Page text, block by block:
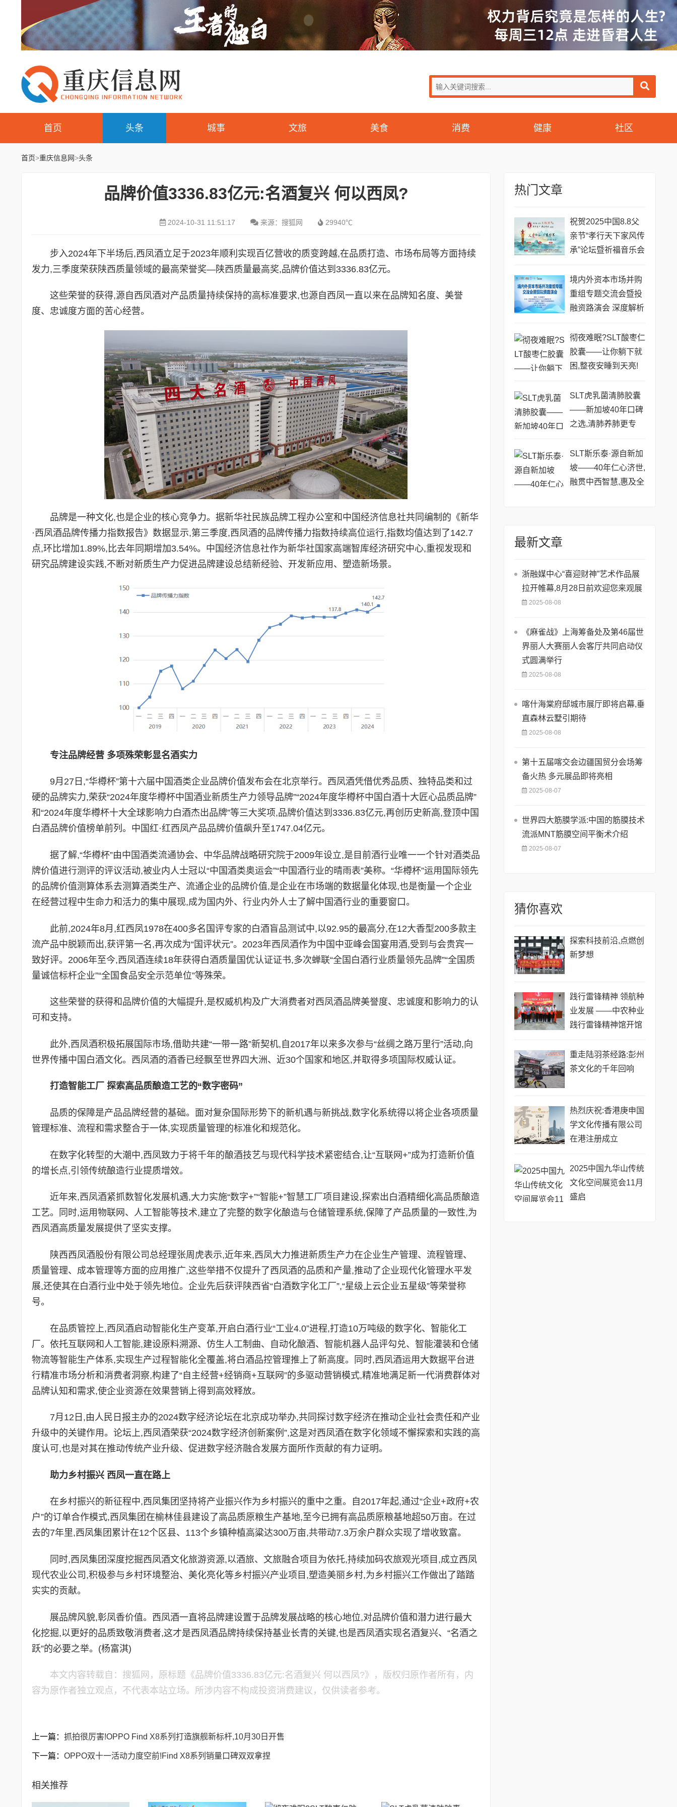
首页 头条 城事 文旅 美食 消费 健康 社区
首页>重庆信息网>头条
品牌价值3336.83亿元:名酒复兴 何以西凤?
2024-10-31 11:51:17 来源：搜狐网 29940℃
步入2024年下半场后,西凤酒立足于2023年顺利实现百亿营收的质变跨越,在品质打造、市场布局等方面持续
发力,三季度荣获陕西质量领域的最高荣誉奖—陕西质量最高奖,品牌价值达到3336.83亿元。
这些荣誉的获得,源自西凤酒对产品质量持续保持的高标准要求,也源自西凤一直以来在品牌知名度、美誉
度、忠诚度方面的苦心经营。
品牌是一种文化,也是企业的核心竞争力。据新华社民族品牌工程办公室和中国经济信息社共同编制的《新华
·西凤酒品牌传播力指数报告》数据显示,第三季度,西凤酒的品牌传播力指数持续高位运行,指数均值达到了142.7
点,环比增加1.89%,比去年同期增加3.54%。中国经济信息社作为新华社国家高端智库经济研究中心,重视发现和
研究品牌建设实践,不断对新质生产力促进品牌建设总结新经验、开发新应用、塑造新场景。
专注品牌经营 多项殊荣彰显名酒实力
9月27日,“华樽杯”第十六届中国酒类企业品牌价值发布会在北京举行。西凤酒凭借优秀品质、独特品类和过
硬的品牌实力,荣获“2024年度华樽杯中国酒业新质生产力领导品牌”“2024年度华樽杯中国白酒十大匠心品质品牌”
和“2024年度华樽杯十大全球影响力白酒杰出品牌”等三大奖项,品牌价值达到3336.83亿元,再创历史新高,登顶中国
白酒品牌价值榜单前列。中国红·红西凤产品品牌价值飙升至1747.04亿元。
据了解,“华樽杯”由中国酒类流通协会、中华品牌战略研究院于2009年设立,是目前酒行业唯一一个针对酒类品
牌价值进行测评的评议活动,被业内人士冠以“中国酒类奥运会”“中国酒行业的晴雨表”美称。“华樽杯”运用国际领先
的品牌价值测算体系去测算酒类生产、流通企业的品牌价值,是企业在市场端的数据量化体现,也是衡量一个企业
在经营过程中生命力和活力的集中展现,成为国内外、行业内外人士了解中国酒行业的重要窗口。
此前,2024年8月,红西凤1978在400多名国评专家的白酒盲品测试中,以92.95的最高分,在12大香型200多款主
流产品中脱颖而出,获评第一名,再次成为“国评状元”。2023年西凤酒作为中国中亚峰会国宴用酒,受到与会贵宾一
致好评。2006年至今,西凤酒连续18年获得白酒质量国优认证证书,多次蝉联“全国白酒行业质量领先品牌”“全国质
量诚信标杆企业”“全国食品安全示范单位”等殊荣。
这些荣誉的获得和品牌价值的大幅提升,是权威机构及广大消费者对西凤酒品牌美誉度、忠诚度和影响力的认
可和支持。
此外,西凤酒积极拓展国际市场,借助共建“一带一路”新契机,自2017年以来多次参与“丝绸之路万里行”活动,向
世界传播中国白酒文化。西凤酒的酒香已经飘至世界四大洲、近30个国家和地区,并取得多项国际权威认证。
打造智能工厂 探索高品质酿造工艺的“数字密码”
品质的保障是产品品牌经营的基础。面对复杂国际形势下的新机遇与新挑战,数字化系统得以将企业各项质量
管理标准、流程和需求整合于一体,实现质量管理的标准化和规范化。
在数字化转型的大潮中,西凤致力于将千年的酿酒技艺与现代科学技术紧密结合,让“互联网+”成为打造新价值
的增长点,引领传统酿造行业提质增效。
近年来,西凤酒紧抓数智化发展机遇,大力实施“数字+”“智能+”智慧工厂项目建设,探索出白酒精细化高品质酿造
工艺。同时,运用物联网、人工智能等技术,建立了完整的数字化酿造与仓储管理系统,保障了产品质量的一致性,为
西凤酒高质量发展提供了坚实支撑。
陕西西凤酒股份有限公司总经理张周虎表示,近年来,西凤大力推进新质生产力在企业生产管理、流程管理、
质量管理、成本管理等方面的应用推广,‌这些举措不仅提升了西凤酒的品质和产量,推动了企业现代化管理水平发
展,‌还使其在白酒行业中处于领先地位。企业先后获评陕西省“白酒数字化工厂”,“星级上云企业五星级”等荣誉称
号。
在品质管控上,西凤酒启动智能化生产变革,开启白酒行业“工业4.0”进程,打造10万吨级的数字化、智能化工
厂。依托互联网和人工智能,建设原料溯源、仿生人工制曲、自动化酿酒、智能机器人品评勾兑、智能灌装和仓储
物流等智能生产体系,实现生产过程智能化全覆盖,将白酒品控管理推上了新高度。同时,西凤酒运用大数据平台进
行精准市场分析和消费者洞察,构建了“自主经营+经销商+互联网”的多驱动营销模式,精准地满足新一代消费群体对
品牌认知和需求,使企业资源在效果营销上得到高效释放。
7月12日,由人民日报主办的2024数字经济论坛在北京成功举办,共同探讨数字经济在推动企业社会责任和产业
升级中的关键作用。论坛上,西凤酒荣获“2024数字经济创新案例”,这是对西凤酒在数字化领域不懈探索和实践的高
度认可,也是对其在推动传统产业升级、促进数字经济融合发展方面所作贡献的有力证明。
助力乡村振兴 西凤一直在路上
在乡村振兴的新征程中,西凤集团坚持将产业振兴作为乡村振兴的重中之重。自2017年起,通过“企业+政府+农
户”的订单合作模式,西凤集团在榆林佳县建设了高品质原粮生产基地,至今已拥有高品质原粮基地超50万亩。在过
去的7年里,西凤集团累计在12个区县、113个乡镇种植高粱达300万亩,共带动7.3万余户群众实现了增收致富。
同时,西凤集团深度挖掘西凤酒文化旅游资源,以酒旅、文旅融合项目为依托,持续加码农旅观光项目,成立西凤
现代农业公司,积极参与乡村环境整治、美化亮化等乡村振兴产业项目,塑造美丽乡村,为乡村振兴工作做出了踏踏
实实的贡献。
展品牌风貌,彰凤香价值。西凤酒一直将品牌建设置于品牌发展战略的核心地位,对品牌价值和潜力进行最大
化挖掘,以更好的品质致敬消费者,这才是西凤酒品牌持续保持基业长青的关键,也是西凤酒实现名酒复兴、“名酒之
跃”的必要之举。(杨富淇)
本文内容转载自：搜狐网，原标题《品牌价值3336.83亿元:名酒复兴 何以西凤?》，版权归原作者所有，内
容为原作者独立观点，不代表本站立场。所涉内容不构成投资消费建议，仅供读者参考。
上一篇： 抓拍很厉害!OPPO Find X8系列打造旗舰新标杆,10月30日开售
下一篇： OPPO双十一活动力度空前!Find X8系列销量口碑双双拿捏
相关推荐
热门文章
祝贺2025中国8.8父
亲节“孝行天下家风传
承”论坛暨祈福音乐会
境内外资本市场并购
重组专题交流会暨投
融资路演会 深度解析
级
彻夜难眠?SLT酸枣仁
胶囊——让你躺下就
困,整夜安睡到天亮!
SLT虎乳菌清肺胶囊
——新加坡40年口碑
之选,清肺养肺更专
SLT斯乐泰·源自新加
坡——40年仁心济世,
融贯中西智慧,惠及全
最新文章
浙融媒中心“喜迎财神”艺术作品展
拉开帷幕,8月28日前欢迎您来观展
2025-08-08
《麻雀战》上海筹备处及第46届世
界丽人大赛丽人会客厅共同启动仪
式圆满举行
2025-08-08
喀什海棠府邸城市展厅即将启幕,垂
直森林云墅引期待
2025-08-08
第十五届喀交会边疆国贸分会场筹
备火热 多元展品即将亮相
2025-08-07
世界四大筋膜学派:中国的筋膜技术
流派MNT筋膜空间平衡术介绍
2025-08-07
猜你喜欢
探索科技前沿,点燃创
新梦想
践行雷锋精神 领航种
业发展 ——中农种业
践行雷锋精神馆开馆
重走陆羽茶经路:彭州
茶文化的千年回响
热烈庆祝:香港庚申国
学文化传播有限公司
在港注册成立
2025中国九华山传统
文化空间展览会11月
盛启